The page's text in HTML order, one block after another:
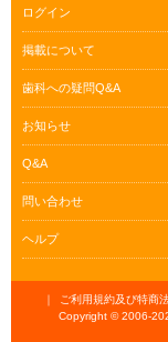
ログイン
掲載について
歯科への疑問Q&A
お知らせ
Q&A
問い合わせ
ヘルプ
｜ ご利用規約及び特商
Copyright © 2006-